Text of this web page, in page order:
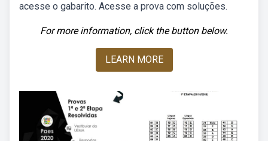
acesse o gabarito. Acesse a prova com soluções.
For more information, click the button below.
LEARN MORE